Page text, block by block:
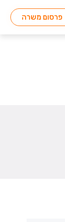
פרסום משרה